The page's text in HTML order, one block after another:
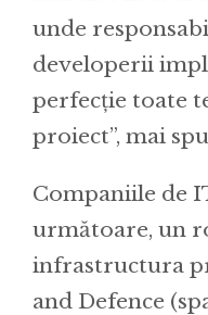
unde
developerii
perfecție toate
proiect”, mai
Companiile de
următoare, un
infrastructura
and Defence